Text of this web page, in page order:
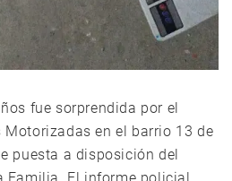
fue sorprendida por el
Motorizadas en el barrio 13 de
puesta a disposición del